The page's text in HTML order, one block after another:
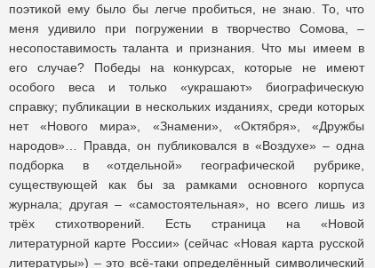
поэтикой ему было бы легче пробиться, не знаю. То, что
меня удивило при погружении в творчество Сомова, –
несопоставимость таланта и признания. Что мы имеем в
его случае? Победы на конкурсах, которые не имеют
особого веса и только «украшают» биографическую
справку; публикации в нескольких изданиях, среди которых
нет «Нового мира», «Знамени», «Октября», «Дружбы
народов»… Правда, он публиковался в «Воздухе» – одна
подборка в «отдельной» географической рубрике,
существующей как бы за рамками основного корпуса
журнала; другая – «самостоятельная», но всего лишь из
трёх стихотворений. Есть страница на «Новой
литературной карте России» (сейчас «Новая карта русской
литературы») – это всё-таки определённый символический